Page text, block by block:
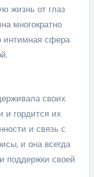
жизнь от глаз
многократно
интимная сфера
своих
и гордится их
и связь с
и она всегда
поддержки своей